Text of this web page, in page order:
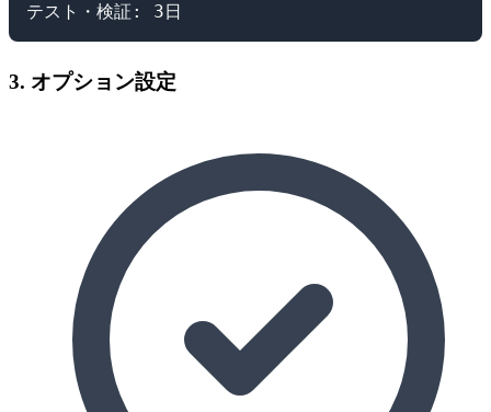
3. オプション設定